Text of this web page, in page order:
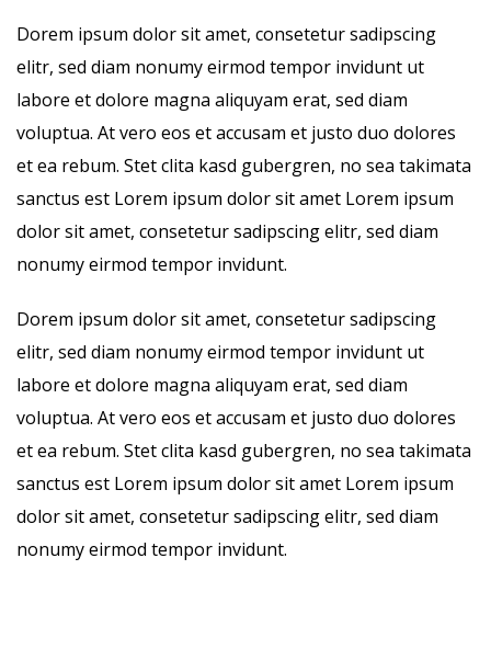
Dorem ipsum dolor sit amet, consetetur sadipscing
elitr, sed diam nonumy eirmod tempor invidunt ut
labore et dolore magna aliquyam erat, sed diam
voluptua. At vero eos et accusam et justo duo dolores
et ea rebum. Stet clita kasd gubergren, no sea takimata
sanctus est Lorem ipsum dolor sit amet Lorem ipsum
dolor sit amet, consetetur sadipscing elitr, sed diam
nonumy eirmod tempor invidunt.
Dorem ipsum dolor sit amet, consetetur sadipscing
elitr, sed diam nonumy eirmod tempor invidunt ut
labore et dolore magna aliquyam erat, sed diam
voluptua. At vero eos et accusam et justo duo dolores
et ea rebum. Stet clita kasd gubergren, no sea takimata
sanctus est Lorem ipsum dolor sit amet Lorem ipsum
dolor sit amet, consetetur sadipscing elitr, sed diam
nonumy eirmod tempor invidunt.